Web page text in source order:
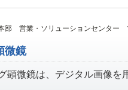
部 営業・ソリューションセンター
微鏡
顕微鏡は、デジタル画像を